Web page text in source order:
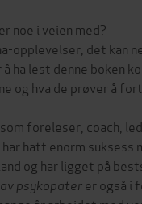
noe i veien med?
opplevelser, det kan
ha lest denne boken
og hva de prøver å
foreleser, coach,
hatt enorm suksess
og har ligget på
psykopaterer også i